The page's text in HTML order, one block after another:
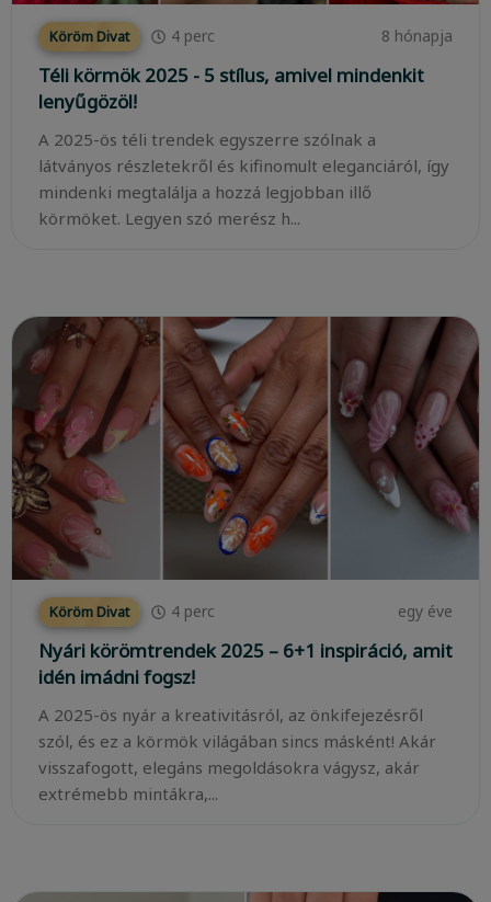
Köröm Divat 4 perc 8 hónapja
Téli körmök 2025 - 5 stílus, amivel mindenkit
lenyűgözöl!
A 2025-ös téli trendek egyszerre szólnak a
látványos részletekről és kifinomult eleganciáról, így
mindenki megtalálja a hozzá legjobban illő
körmöket. Legyen szó merész h...
Köröm Divat 4 perc egy éve
Nyári körömtrendek 2025 – 6+1 inspiráció, amit
idén imádni fogsz!
A 2025-ös nyár a kreativitásról, az önkifejezésről
szól, és ez a körmök világában sincs másként! Akár
visszafogott, elegáns megoldásokra vágysz, akár
extrémebb mintákra,...